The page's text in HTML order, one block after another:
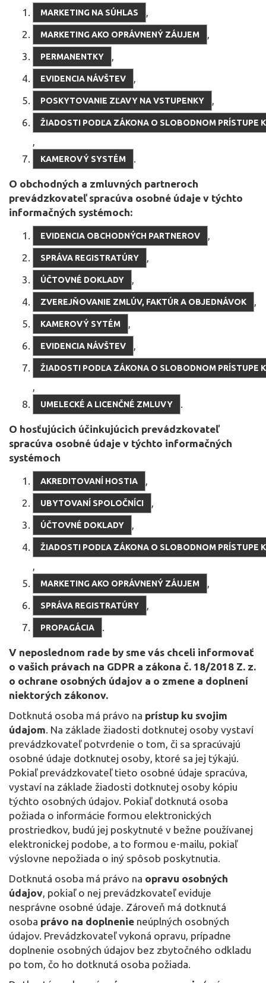
MARKETING NA SÚHLAS ,
MARKETING AKO OPRÁVNENÝ ZÁUJEM ,
PERMANENTKY ,
EVIDENCIA NÁVŠTEV ,
POSKYTOVANIE ZĽAVY NA VSTUPENKY ,
ŽIADOSTI PODĽA ZÁKONA O SLOBODNOM PRÍSTUPE
,
KAMEROVÝ SYSTÉM .
O obchodných a zmluvných partneroch
prevádzkovateľ spracúva osobné údaje v týchto
informačných systémoch:
EVIDENCIA OBCHODNÝCH PARTNEROV ,
SPRÁVA REGISTRATÚRY ,
ÚČTOVNÉ DOKLADY ,
ZVEREJŇOVANIE ZMLÚV, FAKTÚR A OBJEDNÁVOK ,
KAMEROVÝ SYTÉM ,
EVIDENCIA NÁVŠTEV ,
ŽIADOSTI PODĽA ZÁKONA O SLOBODNOM PRÍSTUPE
,
UMELECKÉ A LICENČNÉ ZMLUVY .
O hosťujúcich účinkujúcich prevádzkovateľ
spracúva osobné údaje v týchto informačných
systémoch
AKREDITOVANÍ HOSTIA ,
UBYTOVANÍ SPOLOČNÍCI ,
ÚČTOVNÉ DOKLADY ,
ŽIADOSTI PODĽA ZÁKONA O SLOBODNOM PRÍSTUPE
,
MARKETING AKO OPRÁVNENÝ ZÁUJEM ,
SPRÁVA REGISTRATÚRY ,
PROPAGÁCIA .
V neposlednom rade by sme vás chceli informovať
o vašich právach na GDPR a zákona č. 18/2018 Z. z.
o ochrane osobných údajov a o zmene a doplnení
niektorých zákonov.
Dotknutá osoba má právo na prístup ku svojim
údajom. Na základe žiadosti dotknutej osoby vystaví
prevádzkovateľ potvrdenie o tom, či sa spracúvajú
osobné údaje dotknutej osoby, ktoré sa jej týkajú.
Pokiaľ prevádzkovateľ tieto osobné údaje spracúva,
vystaví na základe žiadosti dotknutej osoby kópiu
týchto osobných údajov. Pokiaľ dotknutá osoba
požiada o informácie formou elektronických
prostriedkov, budú jej poskytnuté v bežne používanej
elektronickej podobe, a to formou e-mailu, pokiaľ
výslovne nepožiada o iný spôsob poskytnutia.
Dotknutá osoba má právo na opravu osobných
údajov, pokiaľ o nej prevádzkovateľ eviduje
nesprávne osobné údaje. Zároveň má dotknutá
osoba právo na doplnenie neúplných osobných
údajov. Prevádzkovateľ vykoná opravu, prípadne
doplnenie osobných údajov bez zbytočného odkladu
po tom, čo ho dotknutá osoba požiada.